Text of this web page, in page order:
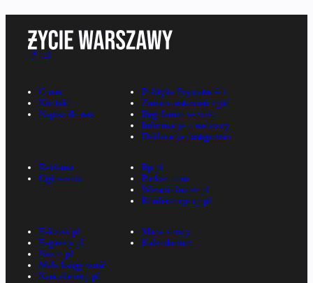
O nas
Kontakt
Napisz do nas
Polityka Prywatności
Zmiana ustawień zgód
Regulamin serwisu
Informacje o nadawcy
Deklaracja dostępności
Reklama
Ogłoszenia
Rp.pl
Parkiet.com
Wiescirolnicze.pl
Konferencje.rp.pl
E-kiosk.pl
E-gazety.pl
Nexto.pl
Mała księgowość
Kancelarierp.pl
Mapa strony
Kalendarium